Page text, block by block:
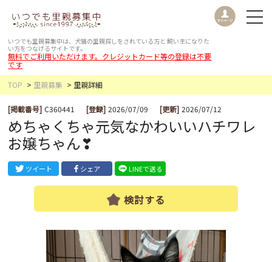
いつでも里親募集中は、犬猫の里親探しをされている方と 飼い主になりた
い方をつなげるサイトです。
無料でご利用いただけます。クレジットカード等の登録は不要
です
TOP
里親募集 里親詳細
[掲載番号] C360441 [登録] 2026/07/09 [更新] 2026/07/12
めちゃくちゃ元気なかわいいハチワレ
お嬢ちゃん❣
ツイート シェア LINEで送る
検討する